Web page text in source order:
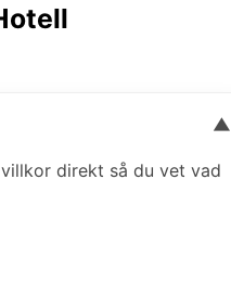
▼
direkt så du vet vad